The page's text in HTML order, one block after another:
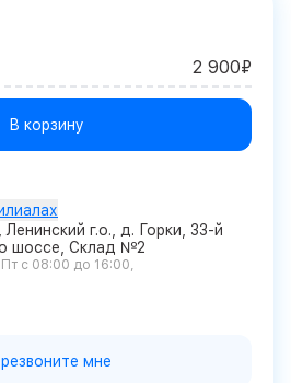
2 900₽
В корзину
г.о., д. Горки, 33-й
шоссе, Склад №2
Пт с 08:00 до 16:00
мне